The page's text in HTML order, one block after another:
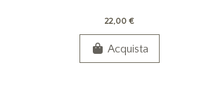
22,00 €
Acquista